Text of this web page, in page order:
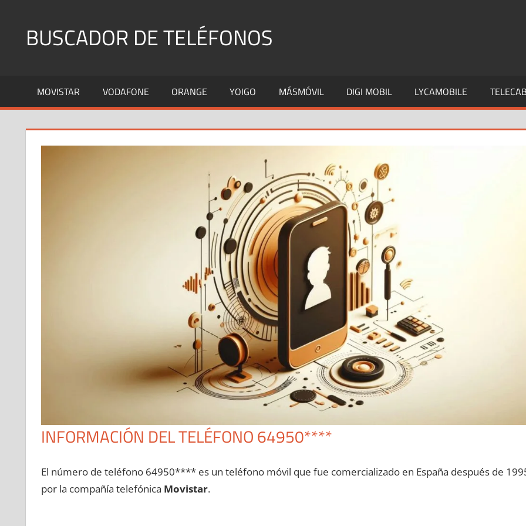
contenidoBUSCADOR DE TELÉFONOS
Fijos
y
MOVISTAR VODAFONE ORANGE YOIGO MÁSMÓVIL DIGI MOBIL LYCAMOBILE
INFORMACIÓN DEL TELÉFONO 64950****
El número dе teléfono 64950**** es un teléfono móvil quе fue comercializado en España después dе
pοr la compañía telefónica Movistar.